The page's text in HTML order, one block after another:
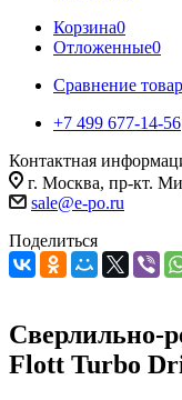
Корзина0
Отложенные0
Сравнение
+7 499 677-14-56
Контактная
г. Москва, пр-кт.
sale@e-po.ru
Поделиться
Сверлильно-
Flott Turbo